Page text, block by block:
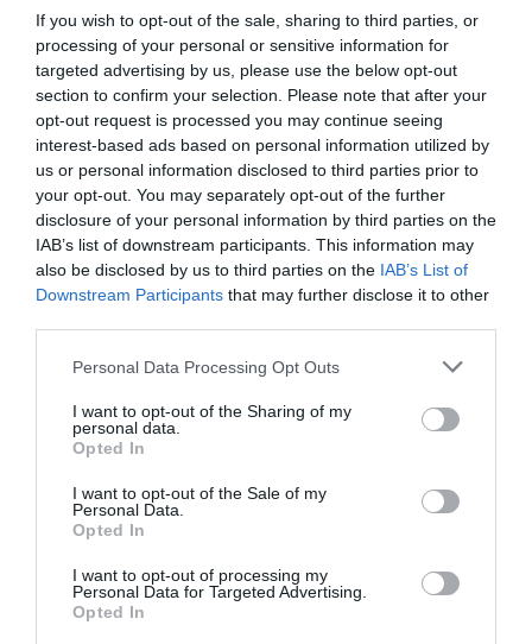
If you wish to opt-out of the sale, sharing to third parties, or
processing of your personal or sensitive information for
targeted advertising by us, please use the below opt-out
section to confirm your selection. Please note that after your
opt-out request is processed you may continue seeing
interest-based ads based on personal information utilized by
us or personal information disclosed to third parties prior to
your opt-out. You may separately opt-out of the further
disclosure of your personal information by third parties on the
IAB’s list of downstream participants. This information may
also be disclosed by us to third parties on the IAB’s List of
Downstream Participants that may further disclose it to other
Personal Data Processing Opt Outs
I want to opt-out of the Sharing of my
personal data.
Opted In
I want to opt-out of the Sale of my
Personal Data.
Opted In
I want to opt-out of processing my
Personal Data for Targeted Advertising.
Opted In
Secondo i giudici costituzionali, è legittimo
venga utilizzata strumentalmente per eludere
straniero abbia commesso reati gravi o presenti
un concreto rischio di fuga. Tuttavia, questo